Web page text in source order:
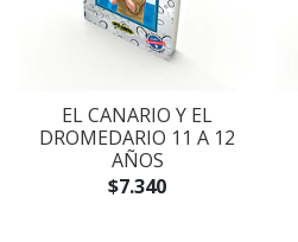
EL CANARIO Y EL
DROMEDARIO 11 A 12
AÑOS
$7.340